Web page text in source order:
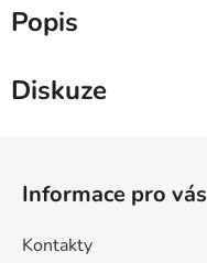
Popis
Diskuze
Informace pro vás
Kontakty